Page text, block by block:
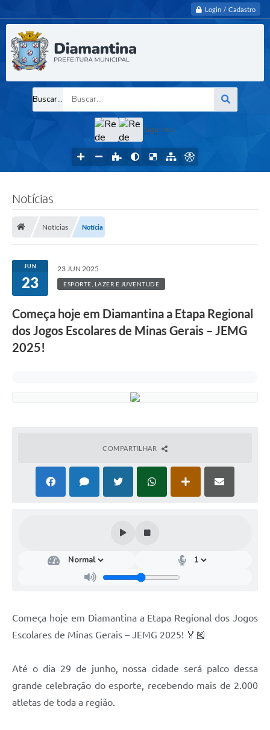
Login / Cadastro
Buscar...
Siga-nos
Notícias
Notícias Notícia
JUN
23
23 JUN 2025
ESPORTE, LAZER E JUVENTUDE
Começa hoje em Diamantina a Etapa Regional
dos Jogos Escolares de Minas Gerais – JEMG
2025!
COMPARTILHAR
Começa hoje em Diamantina a Etapa Regional dos Jogos
Escolares de Minas Gerais – JEMG 2025! 🏅🎽
Até o dia 29 de junho, nossa cidade será palco dessa
grande celebração do esporte, recebendo mais de 2.000
atletas de toda a região.